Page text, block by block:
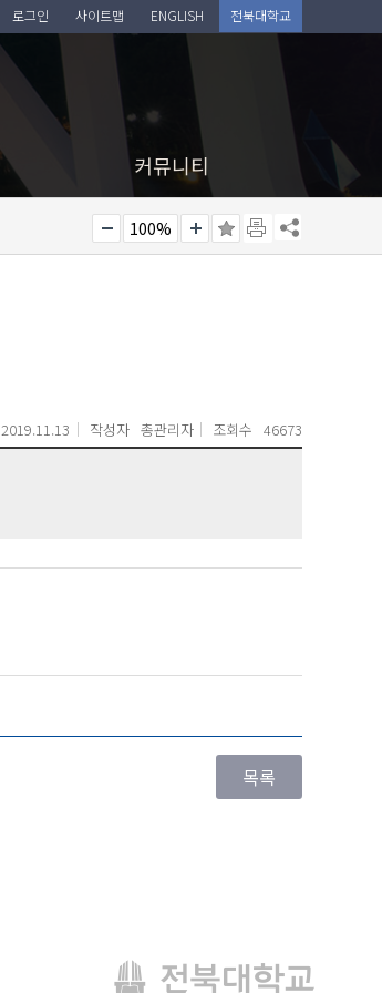
로그인 사이트맵 ENGLISH 전북대학교
커뮤니티
100%
2019.11.13 작성자 총관리자 조회수 46673